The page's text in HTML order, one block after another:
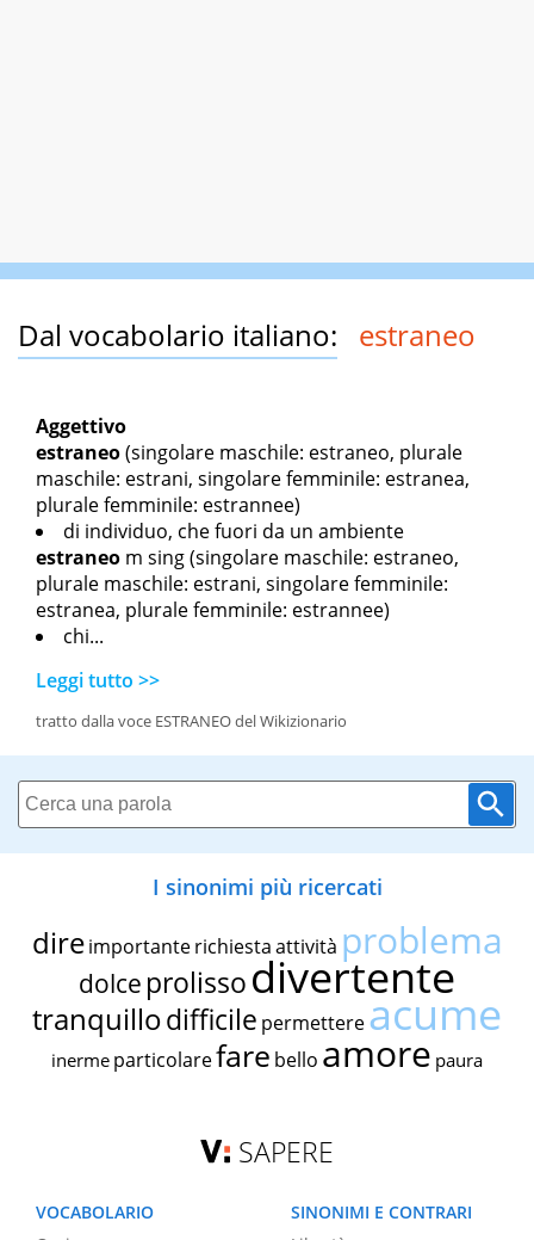
Dal vocabolario italiano: estraneo
Aggettivo
estraneo(singolare maschile: estraneo, plurale
maschile: estrani, singolare femminile: estranea,
plurale femminile: estrannee)
di individuo, che fuori da un ambiente
estraneo m sing(singolare maschile: estraneo,
plurale maschile: estrani, singolare femminile:
estranea, plurale femminile: estrannee)
chi...
Leggi tutto >>
tratto dalla voce ESTRANEO del Wikizionario
I sinonimi più ricercati
dire importante richiestaattività problema
dolce prolissodivertente
tranquillodifficile permettereacume
inerme particolarefare bello amore paura
SAPERE
VOCABOLARIO
SINONIMI E CONTRARI